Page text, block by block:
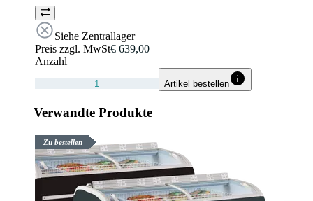
Siehe Zentrallager
Preis zzgl. MwSt€ 639,00
Anzahl
Artikel bestellen
Verwandte Produkte
Zu bestellen